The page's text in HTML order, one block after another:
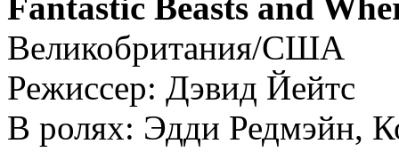
Fantastic Beasts and
Великобритания/США
Режиссер: Дэвид Йейтс
В ролях: Эдди Редмэйн,